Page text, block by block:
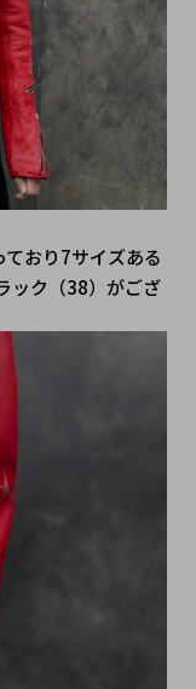
おり7サイズある
ック（38）がござ